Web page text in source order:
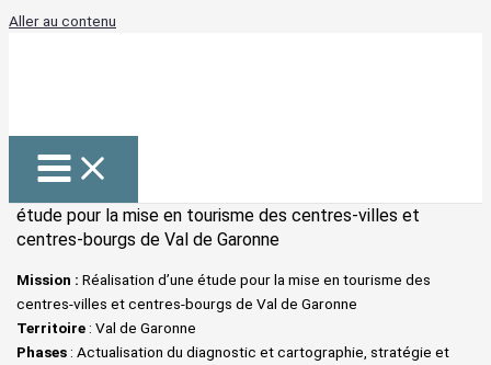
Aller au contenu
étude pour la mise en tourisme des centres-villes et
centres-bourgs de Val de Garonne
Mission :Réalisation d’une étude pour la mise en tourisme des
centres-villes et centres-bourgs de Val de Garonne
Territoire : Val de Garonne
Phases : Actualisation du diagnostic et cartographie, stratégie et